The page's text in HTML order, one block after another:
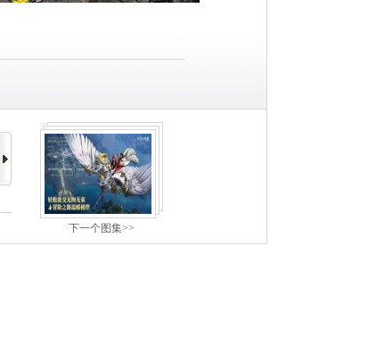
下一个图集>>